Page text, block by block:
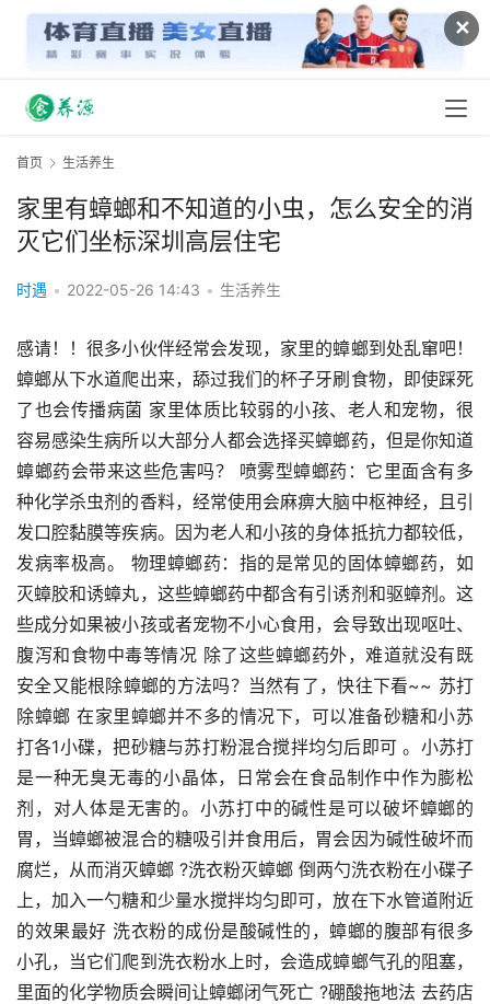
✕
首页 生活养生
家里有蟑螂和不知道的小虫，怎么安全的消
灭它们坐标深圳高层住宅
时遇 • 2022-05-26 14:43 • 生活养生
感请！！很多小伙伴经常会发现，家里的蟑螂到处乱窜吧！
蟑螂从下水道爬出来，舔过我们的杯子牙刷食物，即使踩死
了也会传播病菌 家里体质比较弱的小孩、老人和宠物，很
容易感染生病所以大部分人都会选择买蟑螂药，但是你知道
蟑螂药会带来这些危害吗？ 喷雾型蟑螂药：它里面含有多
种化学杀虫剂的香料，经常使用会麻痹大脑中枢神经，且引
发口腔黏膜等疾病。因为老人和小孩的身体抵抗力都较低，
发病率极高。 物理蟑螂药：指的是常见的固体蟑螂药，如
灭蟑胶和诱蟑丸，这些蟑螂药中都含有引诱剂和驱蟑剂。这
些成分如果被小孩或者宠物不小心食用，会导致出现呕吐、
腹泻和食物中毒等情况 除了这些蟑螂药外，难道就没有既
安全又能根除蟑螂的方法吗？当然有了，快往下看~~ 苏打
除蟑螂 在家里蟑螂并不多的情况下，可以准备砂糖和小苏
打各1小碟，把砂糖与苏打粉混合搅拌均匀后即可 。小苏打
是一种无臭无毒的小晶体，日常会在食品制作中作为膨松
剂，对人体是无害的。小苏打中的碱性是可以破坏蟑螂的
胃，当蟑螂被混合的糖吸引并食用后，胃会因为碱性破坏而
腐烂，从而消灭蟑螂 ?洗衣粉灭蟑螂 倒两勺洗衣粉在小碟子
上，加入一勺糖和少量水搅拌均匀即可，放在下水管道附近
的效果最好 洗衣粉的成份是酸碱性的，蟑螂的腹部有很多
小孔，当它们爬到洗衣粉水上时，会造成蟑螂气孔的阻塞，
里面的化学物质会瞬间让蟑螂闭气死亡 ?硼酸拖地法 去药店